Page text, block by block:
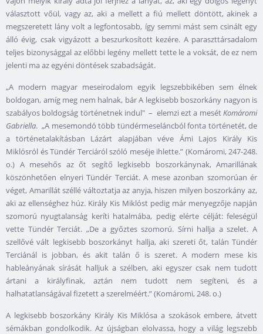
választott vőül, vagy az, aki a mellett a fiú mellett döntött, akinek a
megszeretett lány volt a legfontosabb, így semmi mást sem csinált egy
álló évig, csak vigyázott a beszurkosított kezére. A paraszttársadalom
teljes bizonysággal az előbbi legény mellett tette le a voksát, de ez nem
jelenti ma az egyéni döntések szabadságát.
„A modern magyar meseirodalom egyik legszebbikében sem élnek
boldogan, amíg meg nem halnak, bár A legkisebb boszorkány nagyon is
szabályos boldogság történetnek indul" – elemzi ezt a mesétKomáromi
Gabriella. „A mesemondó több tündérmeseláncból fonta történetét, de
a történetalakításban Lázárt alapjában véve Ámi Lajos Király Kis
Miklósról és Tündér Terciáról szóló meséje ihlette.” (Komáromi, 247-248.
o.) A mesehős az őt segítő legkisebb boszorkánynak, Amarillának
köszönhetően elnyeri Tündér Terciát. A mese azonban szomorúan ér
véget, Amarillát széllé változtatja az anyja, hiszen milyen boszorkány az,
aki az ellenséghez húz. Király Kis Miklóst pedig már menyegzője napján
szomorú nyugtalanság keríti hatalmába, pedig elérte célját: feleségül
vette Tündér Terciát. „De a győztes szomorú. Sírni hallja a szelet. A
szellővé vált legkisebb boszorkányt hallja, aki szereti őt, talán Tündér
Terciánál is jobban, és akit talán ő is szeret. A modern mese kis
hableányának sírását halljuk a szélben, aki egyszer csak nem tudott
ártani a királyfinak, aztán nem tudott nem segíteni, és a
halhatatlanságával fizetett a szerelméért.” (Komáromi, 248. o.)
A legkisebb boszorkány Király Kis Miklósa a szokások embere, átvett
sémákban gondolkodik. Az újságban elolvassa, hogy a világ legszebb